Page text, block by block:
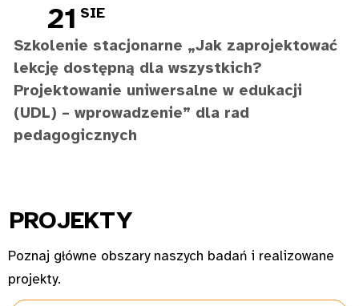
21 SIE
Szkolenie stacjonarne „Jak zaprojektować
lekcję dostępną dla wszystkich?
Projektowanie uniwersalne w edukacji
(UDL) – wprowadzenie” dla rad
pedagogicznych
PROJEKTY
Poznaj główne obszary naszych badań i realizowane
projekty.